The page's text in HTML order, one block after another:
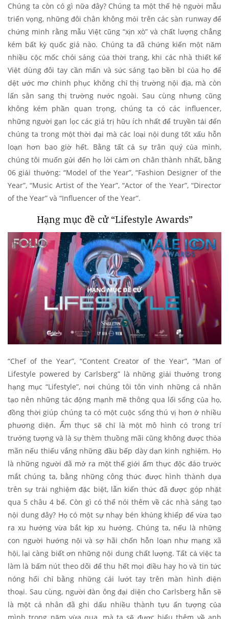
Chúng ta còn có gì nữa đây? Chúng ta một thế hệ người mẫu
triển vọng, những đôi chân không mỏi trên các sàn runway để
chứng minh rằng mẫu Việt cũng “xịn xò” và chất lượng chẳng
kém bất kỳ quốc giá nào. Chúng ta đã chứng kiến một năm
nhiều cộc mốc chói sáng của thời trang, khi các nhà thiết kế
Việt dùng đôi tay cần mẩn và sức sáng tạo bền bỉ của họ để
dệt ước mơ chinh phục không chỉ thị trường nội địa, mà còn
lấn sân sang thị trường nước ngoài. Sau cùng nhưng cũng
không kém phần quan trọng, chúng ta có các influencer,
những người gạn lọc các giá trị hữu ích nhất để truyền tải đến
chúng ta trong một thời đại mà các loại nội dung tốt xấu hỗn
loạn hơn bao giờ hết. Bằng tất cả sự trân quý của mình,
chúng tôi muốn gửi đến họ lời cảm ơn chân thành nhất, bằng
06 giải thưởng: “Model of the Year”, “Fashion Designer of the
Year”, “Music Artist of the Year”, “Actor of the Year”, “Director
of the Year” và “Influencer of the Year”.
Hạng mục đề cử “Lifestyle Awards”
“Chef of the Year”, “Content Creator of the Year”, “Man of
Lifestyle powered by Carlsberg” là những giải thưởng trong
hạng mục “Lifestyle”, nơi chúng tôi tôn vinh những cá nhân
tạo nên những tác động mạnh mẽ thông qua lối sống của họ,
đồng thời giúp chúng ta có một cuộc sống thú vị hơn ở nhiều
phương diện. Ẩm thực sẽ chỉ là một mô hình có trong trí
trưởng tượng và là sự thèm thuồng mãi cũng không được thỏa
mãn nếu thiếu vắng những đầu bếp dày dạn kinh nghiệm. Họ
là những người đã mở ra một thế giới ẩm thực độc đáo trước
mắt chúng ta, bằng những công thức được hình thành dựa
trên sự trải nghiệm đặc biệt, lẫn kiến thức đã được góp nhặt
qua 5 châu 4 bể. Còn gì có thể nói thêm về các nhà sáng tạo
nội dung đây? Họ có một sự nhạy bén khủng khiếp để vừa tạo
ra xu hướng vừa bắt kịp xu hướng. Chúng ta, nếu là những
con người hướng nội và sợ hãi chốn hỗn loạn như mạng xã
hội, lại càng biết ơn những nội dung chất lượng. Tất cả việc ta
làm là bấm nút theo dõi để thu hết mọi điều hay ho và tin tức
nóng hổi chỉ bằng những cái lướt tay trên màn hình điện
thoại. Sau cùng, người đàn ông đại diện cho Carlsberg hẳn sẽ
là một cá nhân đã ghi dấu nhiều thành tựu ấn tượng của